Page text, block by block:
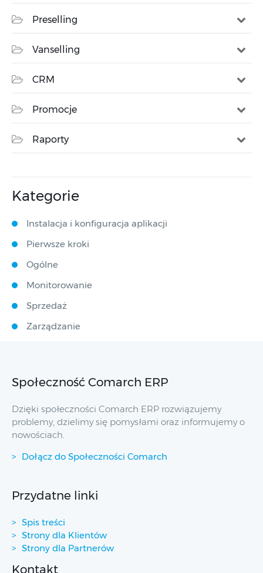
Preselling
Vanselling
CRM
Promocje
Raporty
Kategorie
Instalacja i konfiguracja aplikacji
Pierwsze kroki
Ogólne
Monitorowanie
Sprzedaż
Zarządzanie
Społeczność Comarch ERP
Dzięki społeczności Comarch ERP rozwiązujemy
problemy, dzielimy się pomysłami oraz informujemy o
nowościach.
Dołącz do Społeczności Comarch
Przydatne linki
Spis treści
Strony dla Klientów
Strony dla Partnerów
Kontakt